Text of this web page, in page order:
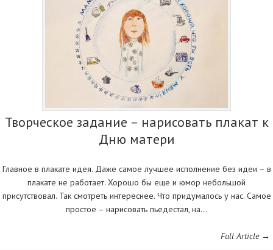
Творческое задание – нарисовать плакат к
Дню матери
Главное в плакате идея. Даже самое лучшее исполнение без идеи – в
плакате не работает. Хорошо бы еще и юмор небольшой
присутствовал. Так смотреть интереснее. Что придумалось у нас. Самое
простое – нарисовать пьедестал, на…
Full Article →